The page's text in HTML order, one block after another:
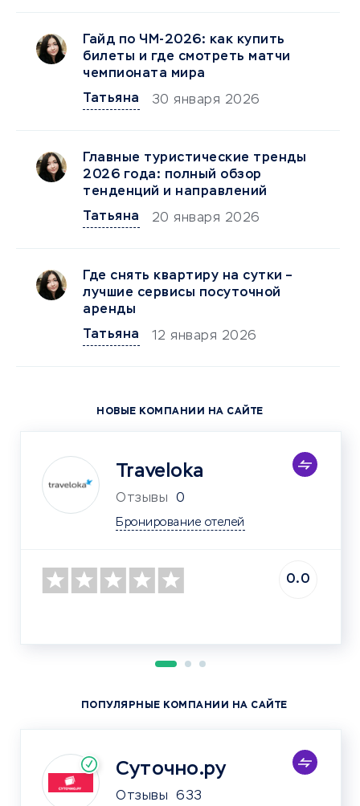
Гайд по ЧМ-2026: как купить
билеты и где смотреть матчи
чемпионата мира
Татьяна
30 января 2026
Главные туристические тренды
2026 года: полный обзор
тенденций и направлений
Татьяна
20 января 2026
Где снять квартиру на сутки –
лучшие сервисы посуточной
аренды
Татьяна
12 января 2026
НОВЫЕ КОМПАНИИ НА САЙТЕ
Traveloka
Отзывы 0
Бронирование отелей
0.0
ПОПУЛЯРНЫЕ КОМПАНИИ НА САЙТЕ
Суточно.ру
Отзывы 633